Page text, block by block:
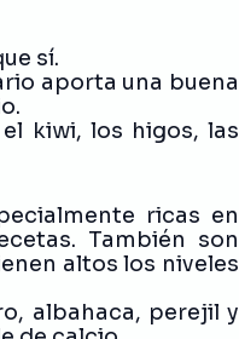
sí.
aporta una buena
kiwi, los higos, las
ricas en
También son
altos los niveles
albahaca, perejil y